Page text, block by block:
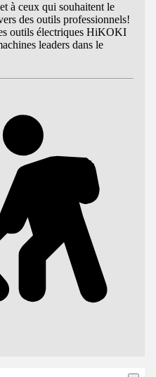
à ceux qui souhaitent le
des outils professionnels!
outils électriques HiKOKI
leaders dans le